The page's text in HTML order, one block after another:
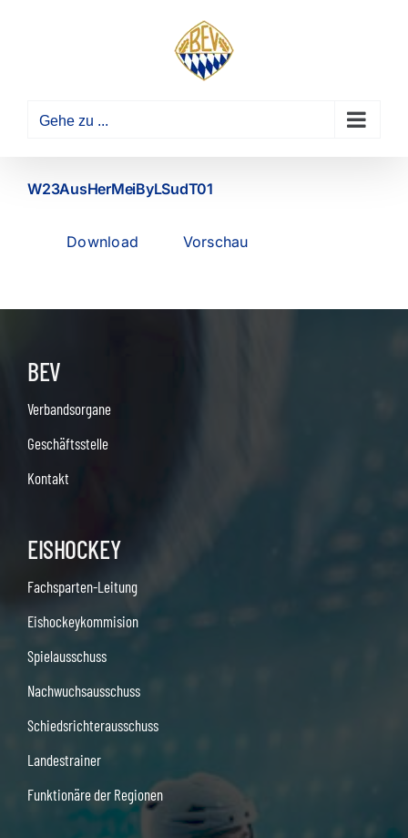
Gehe zu ...
W23AusHerMeiByLSudT01
Download Vorschau
BEV
Verbandsorgane
Geschäftsstelle
Kontakt
EISHOCKEY
Fachsparten-Leitung
Eishockeykommision
Spielausschuss
Nachwuchsausschuss
Schiedsrichterausschuss
Landestrainer
Funktionäre der Regionen